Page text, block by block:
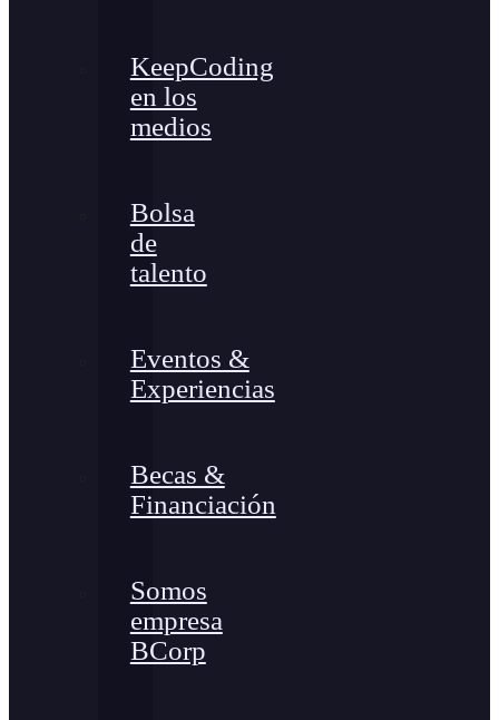
KeepCoding
en los
medios
Bolsa
de
talento
Eventos &
Experiencias
Becas &
Financiación
Somos
empresa
BCorp